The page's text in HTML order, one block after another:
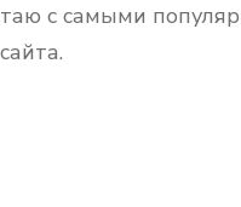
с самыми